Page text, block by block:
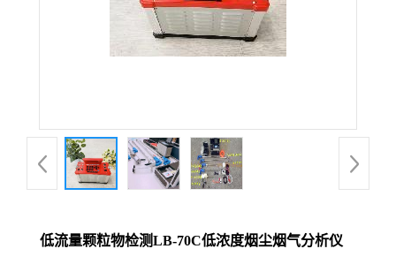
品
厅
低流量颗粒物检测LB-70C低浓度烟尘烟气分析仪